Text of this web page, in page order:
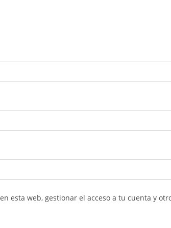
esta web, gestionar el acceso a tu cuenta y